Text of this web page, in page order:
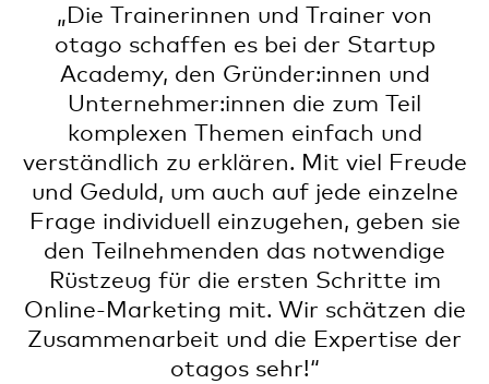
„Die Trainerinnen und Trainer von
otago schaffen es bei der Startup
Academy, den Gründer:innen und
Unternehmer:innen die zum Teil
komplexen Themen einfach und
verständlich zu erklären. Mit viel Freude
und Geduld, um auch auf jede einzelne
Frage individuell einzugehen, geben sie
den Teilnehmenden das notwendige
Rüstzeug für die ersten Schritte im
Online-Marketing mit. Wir schätzen die
Zusammenarbeit und die Expertise der
otagos sehr!“